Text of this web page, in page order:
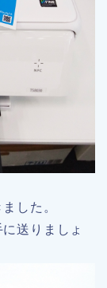
した。
送りましょ